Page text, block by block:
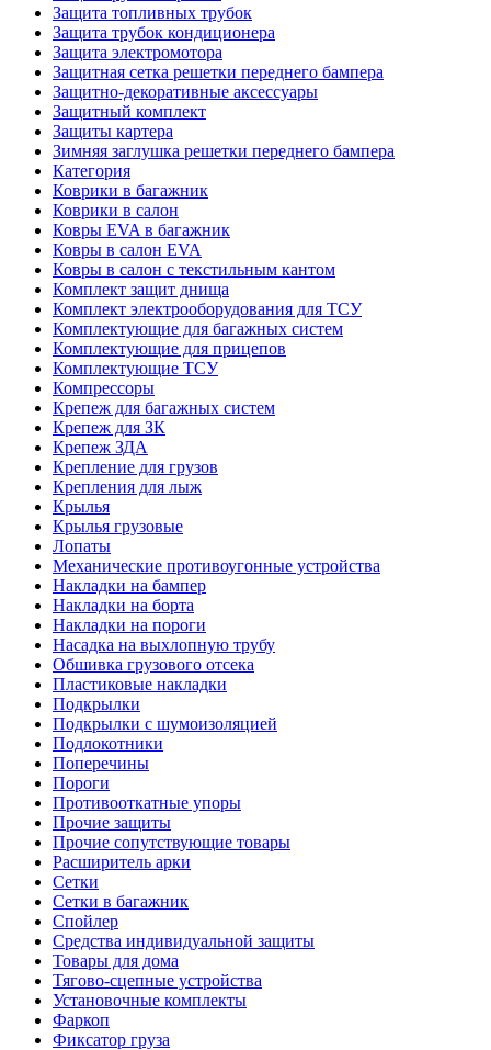
Защита топливных трубок
Защита трубок кондиционера
Защита электромотора
Защитная сетка решетки переднего бампера
Защитно-декоративные аксессуары
Защитный комплект
Защиты картера
Зимняя заглушка решетки переднего бампера
Категория
Коврики в багажник
Коврики в салон
Ковры EVA в багажник
Ковры в салон EVA
Ковры в салон с текстильным кантом
Комплект защит днища
Комплект электрооборудования для ТСУ
Комплектующие для багажных систем
Комплектующие для прицепов
Комплектующие ТСУ
Компрессоры
Крепеж для багажных систем
Крепеж для ЗК
Крепеж ЗДА
Крепление для грузов
Крепления для лыж
Крылья
Крылья грузовые
Лопаты
Механические противоугонные устройства
Накладки на бампер
Накладки на борта
Накладки на пороги
Насадка на выхлопную трубу
Обшивка грузового отсека
Пластиковые накладки
Подкрылки
Подкрылки с шумоизоляцией
Подлокотники
Поперечины
Пороги
Противооткатные упоры
Прочие защиты
Прочие сопутствующие товары
Расширитель арки
Сетки
Сетки в багажник
Спойлер
Средства индивидуальной защиты
Товары для дома
Тягово-сцепные устройства
Установочные комплекты
Фаркоп
Фиксатор груза